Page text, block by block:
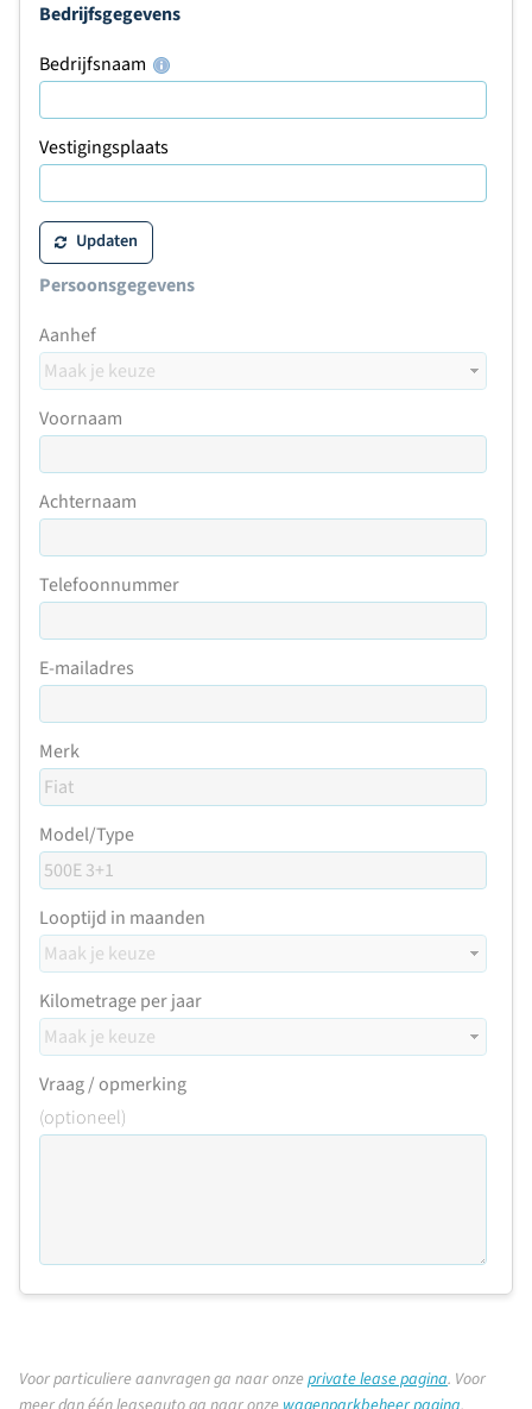
Bedrijfsgegevens
Bedrijfsnaam
Vestigingsplaats
Updaten
Persoonsgegevens
Aanhef
Voornaam
Achternaam
Telefoonnummer
E-mailadres
Merk
Model/Type
Looptijd in maanden
Kilometrage per jaar
Vraag / opmerking
(optioneel)
Voor particuliere aanvragen ga naar onzeprivate lease pagina. Voor